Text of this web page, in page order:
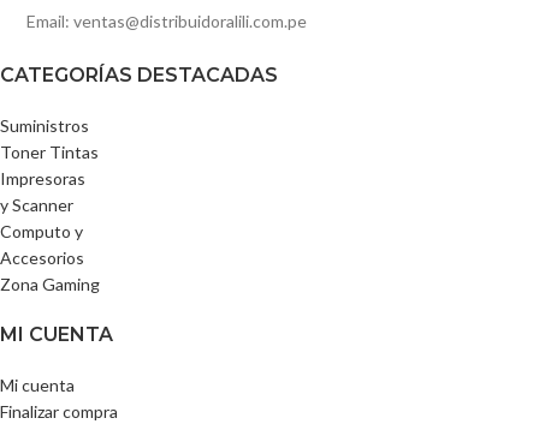
Email: ventas@distribuidoralili.com.pe
CATEGORÍAS DESTACADAS
Suministros
Toner Tintas
Impresoras
y Scanner
Computo y
Accesorios
Zona Gaming
MI CUENTA
Mi cuenta
Finalizar compra